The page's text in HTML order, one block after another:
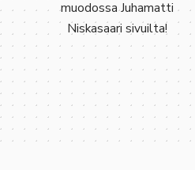
muodossa Juhamatti
Niskasaari sivuilta!